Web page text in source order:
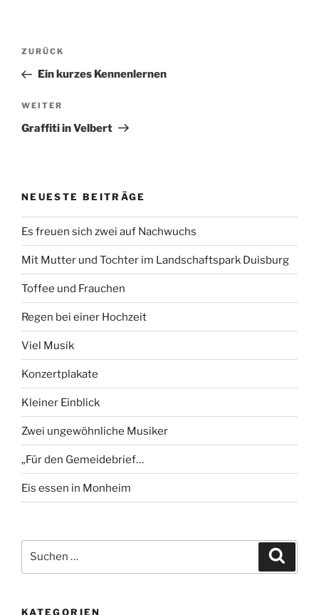
Beitragsnavigation
Vorheriger
Beitrag
ZURÜCK
Ein kurzes Kennenlernen
Nächster
Beitrag
WEITER
Graffiti in Velbert
NEUESTE BEITRÄGE
Es freuen sich zwei auf Nachwuchs
Mit Mutter und Tochter im Landschaftspark Duisburg
Toffee und Frauchen
Regen bei einer Hochzeit
Viel Musik
Konzertplakate
Kleiner Einblick
Zwei ungewöhnliche Musiker
„Für den Gemeidebrief…
Eis essen in Monheim
nach:
KATEGORIEN